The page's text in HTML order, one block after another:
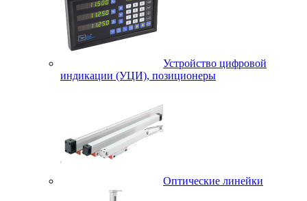
Устройство цифровой
индикации (УЦИ), позиционеры
Оптические линейки